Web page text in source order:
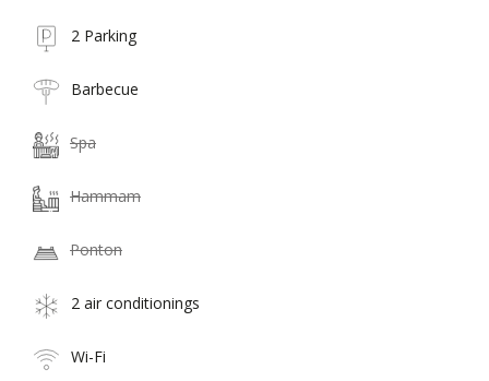
2 Parking
Barbecue
Spa
Hammam
Ponton
2 air conditionings
Wi-Fi